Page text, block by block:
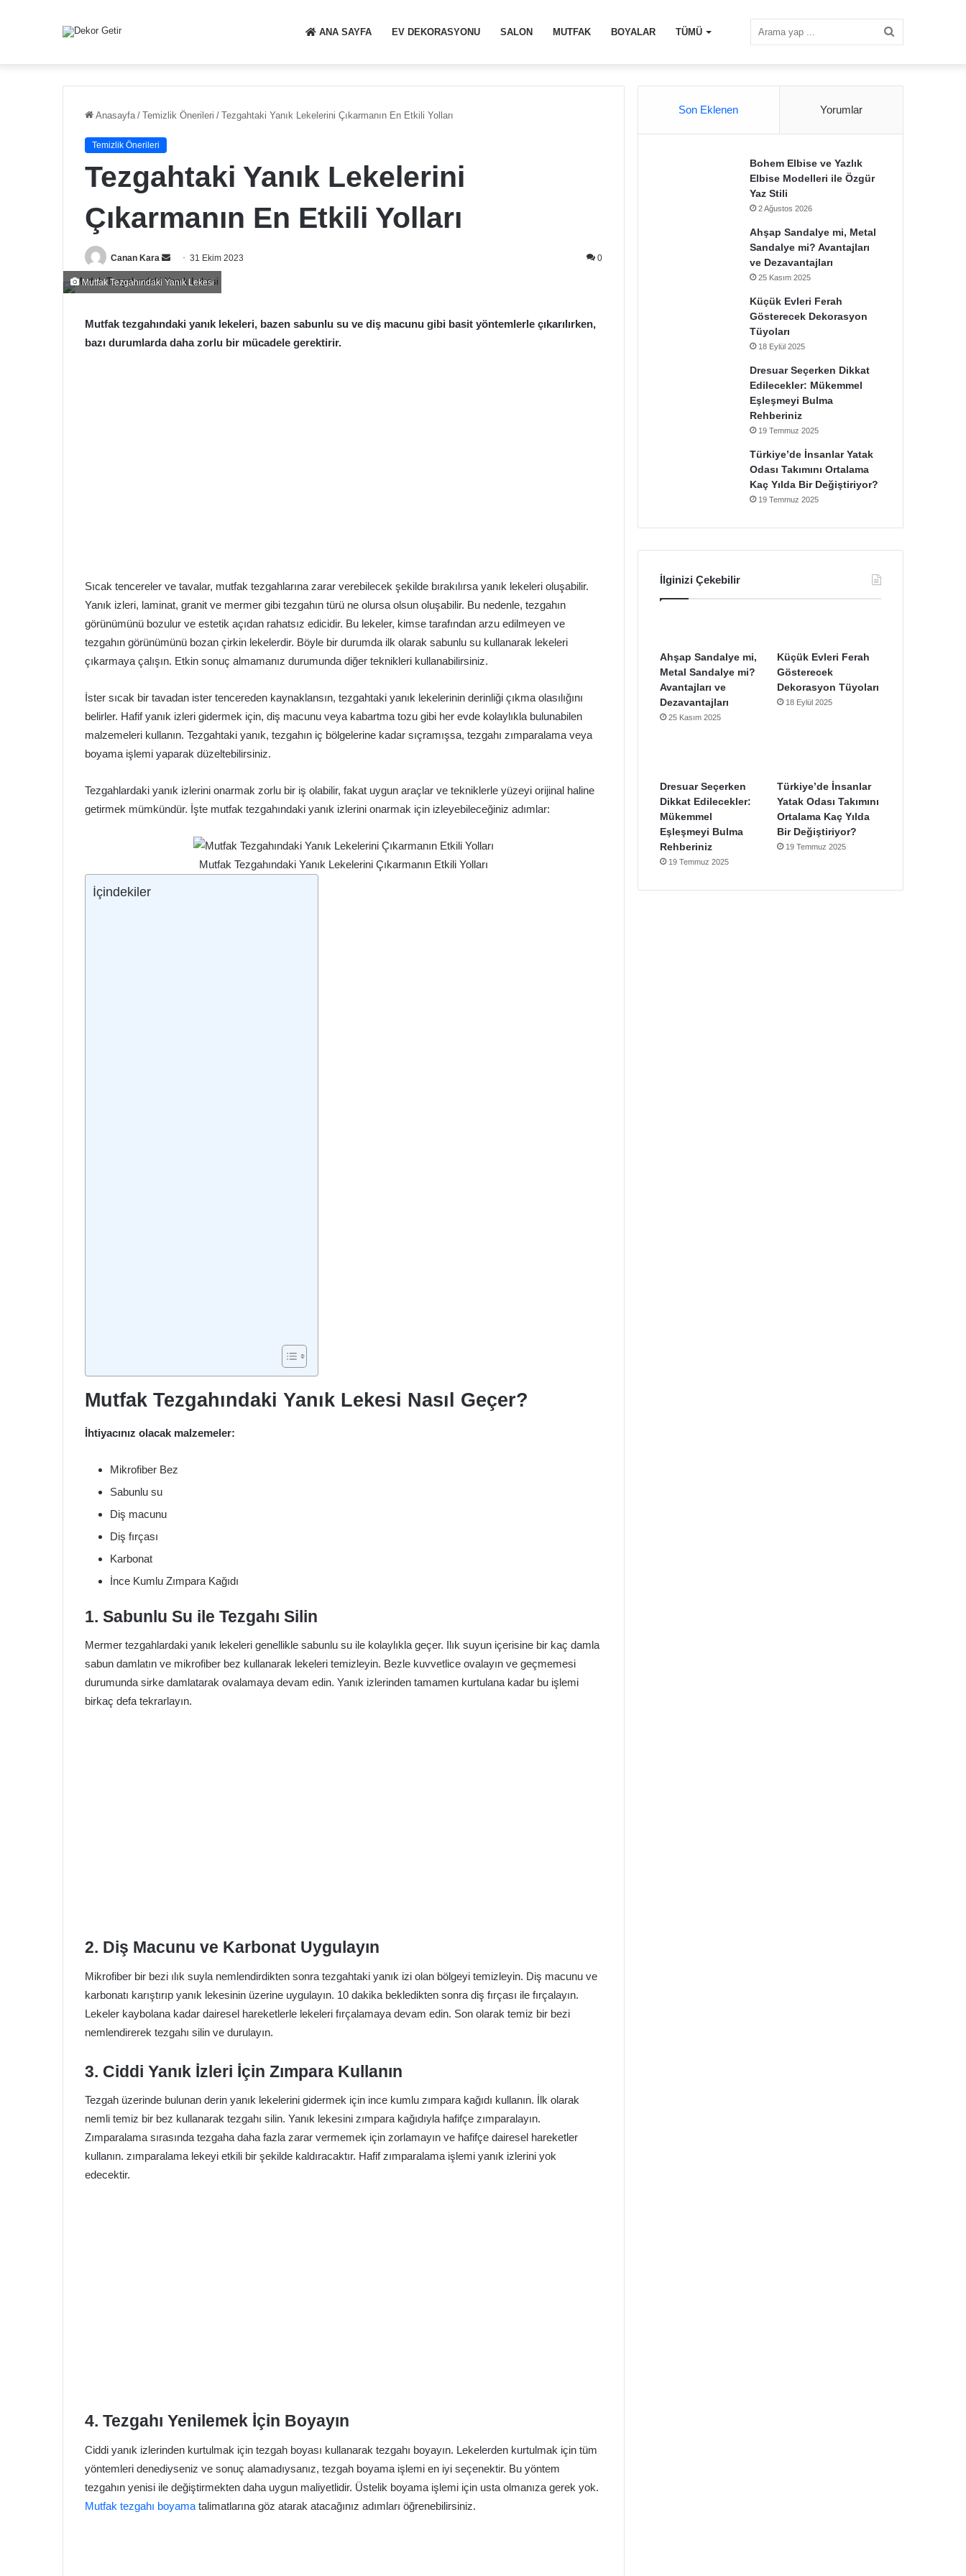
ANA SAYFA EV DEKORASYONU SALON MUTFAK BOYALAR TÜMÜ
Anasayfa / Temizlik Önerileri / Tezgahtaki Yanık Lekelerini Çıkarmanın En Etkili Yolları
Temizlik Önerileri
Tezgahtaki Yanık Lekelerini
Çıkarmanın En Etkili Yolları
Canan Kara
Bir
posta
31 Ekim 2023 0
Mutfak Tezgahındaki Yanık Lekesi
Mutfak tezgahındaki yanık lekeleri, bazen sabunlu su ve diş macunu gibi basit yöntemlerle çıkarılırken,
bazı durumlarda daha zorlu bir mücadele gerektirir.
Sıcak tencereler ve tavalar, mutfak tezgahlarına zarar verebilecek şekilde bırakılırsa yanık lekeleri oluşabilir.
Yanık izleri, laminat, granit ve mermer gibi tezgahın türü ne olursa olsun oluşabilir. Bu nedenle, tezgahın
görünümünü bozulur ve estetik açıdan rahatsız edicidir. Bu lekeler, kimse tarafından arzu edilmeyen ve
tezgahın görünümünü bozan çirkin lekelerdir. Böyle bir durumda ilk olarak sabunlu su kullanarak lekeleri
çıkarmaya çalışın. Etkin sonuç almamanız durumunda diğer teknikleri kullanabilirsiniz.
İster sıcak bir tavadan ister tencereden kaynaklansın, tezgahtaki yanık lekelerinin derinliği çıkma olasılığını
belirler. Hafif yanık izleri gidermek için, diş macunu veya kabartma tozu gibi her evde kolaylıkla bulunabilen
malzemeleri kullanın. Tezgahtaki yanık, tezgahın iç bölgelerine kadar sıçramışsa, tezgahı zımparalama veya
boyama işlemi yaparak düzeltebilirsiniz.
Tezgahlardaki yanık izlerini onarmak zorlu bir iş olabilir, fakat uygun araçlar ve tekniklerle yüzeyi orijinal haline
getirmek mümkündür. İşte mutfak tezgahındaki yanık izlerini onarmak için izleyebileceğiniz adımlar:
Mutfak Tezgahındaki Yanık Lekelerini Çıkarmanın Etkili Yolları
İçindekiler
Mutfak Tezgahındaki Yanık Lekesi Nasıl Geçer?
İhtiyacınız olacak malzemeler:
Mikrofiber Bez
Sabunlu su
Diş macunu
Diş fırçası
Karbonat
İnce Kumlu Zımpara Kağıdı
1. Sabunlu Su ile Tezgahı Silin
Mermer tezgahlardaki yanık lekeleri genellikle sabunlu su ile kolaylıkla geçer. Ilık suyun içerisine bir kaç damla
sabun damlatın ve mikrofiber bez kullanarak lekeleri temizleyin. Bezle kuvvetlice ovalayın ve geçmemesi
durumunda sirke damlatarak ovalamaya devam edin. Yanık izlerinden tamamen kurtulana kadar bu işlemi
birkaç defa tekrarlayın.
2. Diş Macunu ve Karbonat Uygulayın
Mikrofiber bir bezi ılık suyla nemlendirdikten sonra tezgahtaki yanık izi olan bölgeyi temizleyin. Diş macunu ve
karbonatı karıştırıp yanık lekesinin üzerine uygulayın. 10 dakika bekledikten sonra diş fırçası ile fırçalayın.
Lekeler kaybolana kadar dairesel hareketlerle lekeleri fırçalamaya devam edin. Son olarak temiz bir bezi
nemlendirerek tezgahı silin ve durulayın.
3. Ciddi Yanık İzleri İçin Zımpara Kullanın
Tezgah üzerinde bulunan derin yanık lekelerini gidermek için ince kumlu zımpara kağıdı kullanın. İlk olarak
nemli temiz bir bez kullanarak tezgahı silin. Yanık lekesini zımpara kağıdıyla hafifçe zımparalayın.
Zımparalama sırasında tezgaha daha fazla zarar vermemek için zorlamayın ve hafifçe dairesel hareketler
kullanın. zımparalama lekeyi etkili bir şekilde kaldıracaktır. Hafif zımparalama işlemi yanık izlerini yok
edecektir.
4. Tezgahı Yenilemek İçin Boyayın
Ciddi yanık izlerinden kurtulmak için tezgah boyası kullanarak tezgahı boyayın. Lekelerden kurtulmak için tüm
yöntemleri denediyseniz ve sonuç alamadıysanız, tezgah boyama işlemi en iyi seçenektir. Bu yöntem
tezgahın yenisi ile değiştirmekten daha uygun maliyetlidir. Üstelik boyama işlemi için usta olmanıza gerek yok.
Mutfak tezgahı boyama talimatlarına göz atarak atacağınız adımları öğrenebilirsiniz.
Son Eklenen Yorumlar
Bohem Elbise ve Yazlık
Elbise Modelleri ile Özgür
Yaz Stili
2 Ağustos 2026
Ahşap Sandalye mi, Metal
Sandalye mi? Avantajları
ve Dezavantajları
25 Kasım 2025
Küçük Evleri Ferah
Gösterecek Dekorasyon
Tüyoları
18 Eylül 2025
Dresuar Seçerken Dikkat
Edilecekler: Mükemmel
Eşleşmeyi Bulma
Rehberiniz
19 Temmuz 2025
Türkiye’de İnsanlar Yatak
Odası Takımını Ortalama
Kaç Yılda Bir Değiştiriyor?
19 Temmuz 2025
İlginizi Çekebilir
Ahşap Sandalye mi,
Metal Sandalye mi?
Avantajları ve
Dezavantajları
25 Kasım 2025
Küçük Evleri Ferah
Gösterecek
Dekorasyon Tüyoları
18 Eylül 2025
Dresuar Seçerken
Dikkat Edilecekler:
Mükemmel
Eşleşmeyi Bulma
Rehberiniz
19 Temmuz 2025
Türkiye’de İnsanlar
Yatak Odası Takımını
Ortalama Kaç Yılda
Bir Değiştiriyor?
19 Temmuz 2025